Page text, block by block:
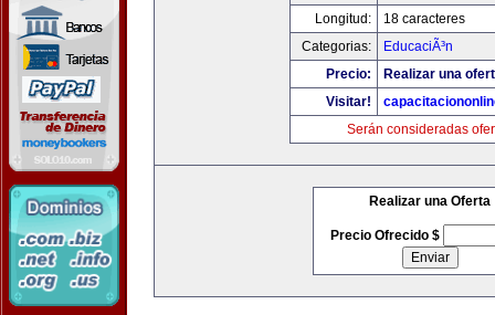
Longitud:
18 caracteres
Categorias:
EducaciÃ³n
Precio:
Realizar una
Visitar!
Serán consideradas
Realizar una Oferta
Precio Ofrecido $